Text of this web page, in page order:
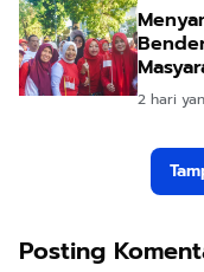
2 hari
Posting